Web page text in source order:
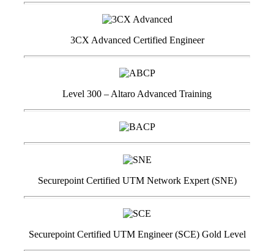
3CX Advanced Certified Engineer
Level 300 – Altaro Advanced Training
Securepoint Certified UTM Network Expert (SNE)
Securepoint Certified UTM Engineer (SCE) Gold Level